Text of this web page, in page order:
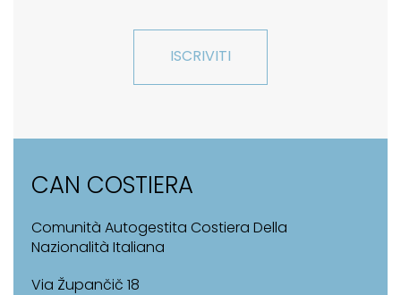
ISCRIVITI
CAN COSTIERA
Comunità Autogestita Costiera Della
Nazionalità Italiana
Via Župančič 18